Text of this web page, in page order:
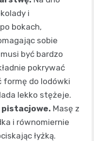
i
bokach,
sobie
być bardzo
pokrywać
formę do lodówki
lekko stężeje.
pistacjowe. Masę z
i równomiernie
łyżką.